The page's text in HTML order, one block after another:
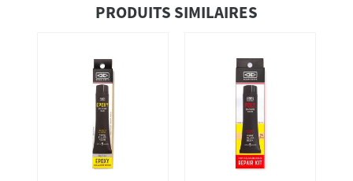
PRODUITS SIMILAIRES